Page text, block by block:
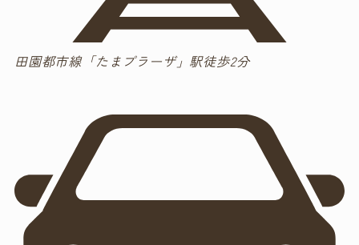
田園都市線「たまプラーザ」駅徒歩2分